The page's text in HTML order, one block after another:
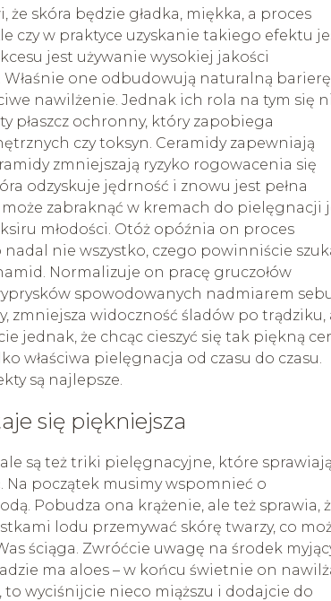
że skóra będzie gładka, miękka, a proces
czy w praktyce uzyskanie takiego efektu
jest używanie wysokiej jakości
Właśnie one odbudowują naturalną barierę
nawilżenie. Jednak ich rola na tym się
płaszcz ochronny, który zapobiega
czy toksyn. Ceramidy zapewniają
zmniejszają ryzyko rogowacenia się
odzyskuje jędrność i znowu jest pełna
zabraknąć w kremach do pielęgnacji
młodości. Otóż opóźnia on proces
nie wszystko, czego powinniście
Normalizuje on pracę gruczołów
spowodowanych nadmiarem
zmniejsza widoczność śladów po trądziku,
jednak, że chcąc cieszyć się tak piękną
właściwa pielęgnacja od czasu do czasu.
są najlepsze.
się piękniejsza
są też triki pielęgnacyjne, które
Na początek musimy wspomnieć o
Pobudza ona krążenie, ale też sprawia,
lodu przemywać skórę twarzy, co
ściąga. Zwróćcie uwagę na środek
ma aloes – w końcu świetnie on
to wyciśnijcie nieco miąższu i dodajcie do